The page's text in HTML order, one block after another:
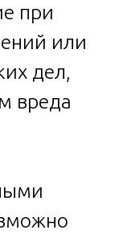
при
или
дел,
вреда